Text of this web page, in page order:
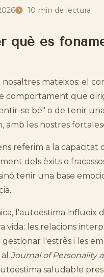
10 min de lectura
què és
mateixos: el
comportament que
se bé" o de tenir
les nostres
referim a la capacitat
dels èxits o
tenir una base
l'autoestima influeix
vida: les relacions
l'estrès i les
Journal of Personality
saludable